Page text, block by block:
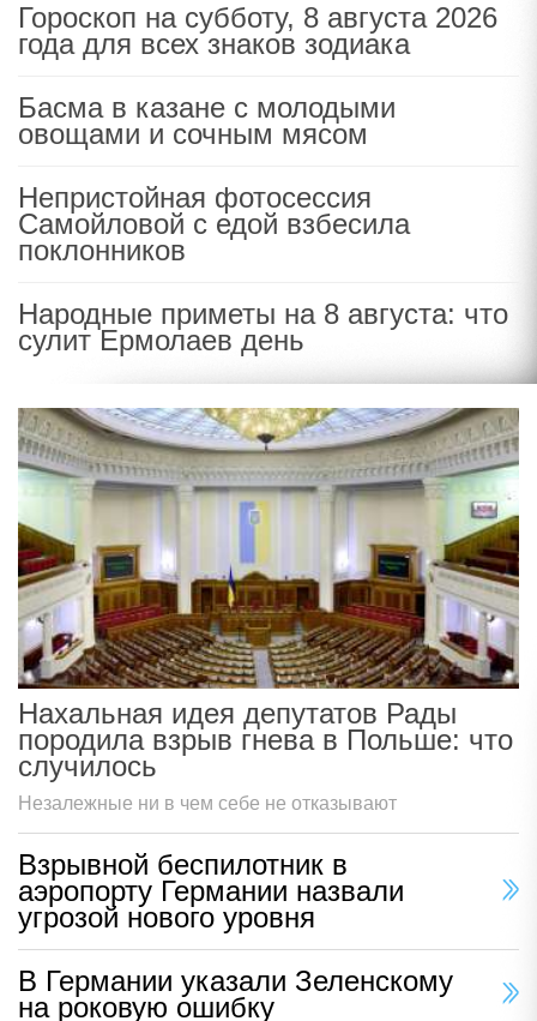
Гороскоп на субботу, 8 августа 2026
года для всех знаков зодиака
Басма в казане с молодыми
овощами и сочным мясом
Непристойная фотосессия
Самойловой с едой взбесила
поклонников
Народные приметы на 8 августа: что
сулит Ермолаев день
Нахальная идея депутатов Рады
породила взрыв гнева в Польше: что
случилось
Незалежные ни в чем себе не отказывают
Взрывной беспилотник в
аэропорту Германии назвали
угрозой нового уровня
В Германии указали Зеленскому
на роковую ошибку